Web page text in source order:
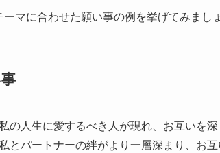
マに合わせた願い事の例を挙げてみまし
私の人生に愛するべき人が現れ、お互いを
とパートナーの絆がより一層深まり、お